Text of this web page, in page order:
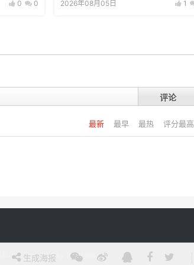
生成海报
0 0 2026年08月05日 1
评论
最新 最早 最热 评分最高
权所有Powered by argchina